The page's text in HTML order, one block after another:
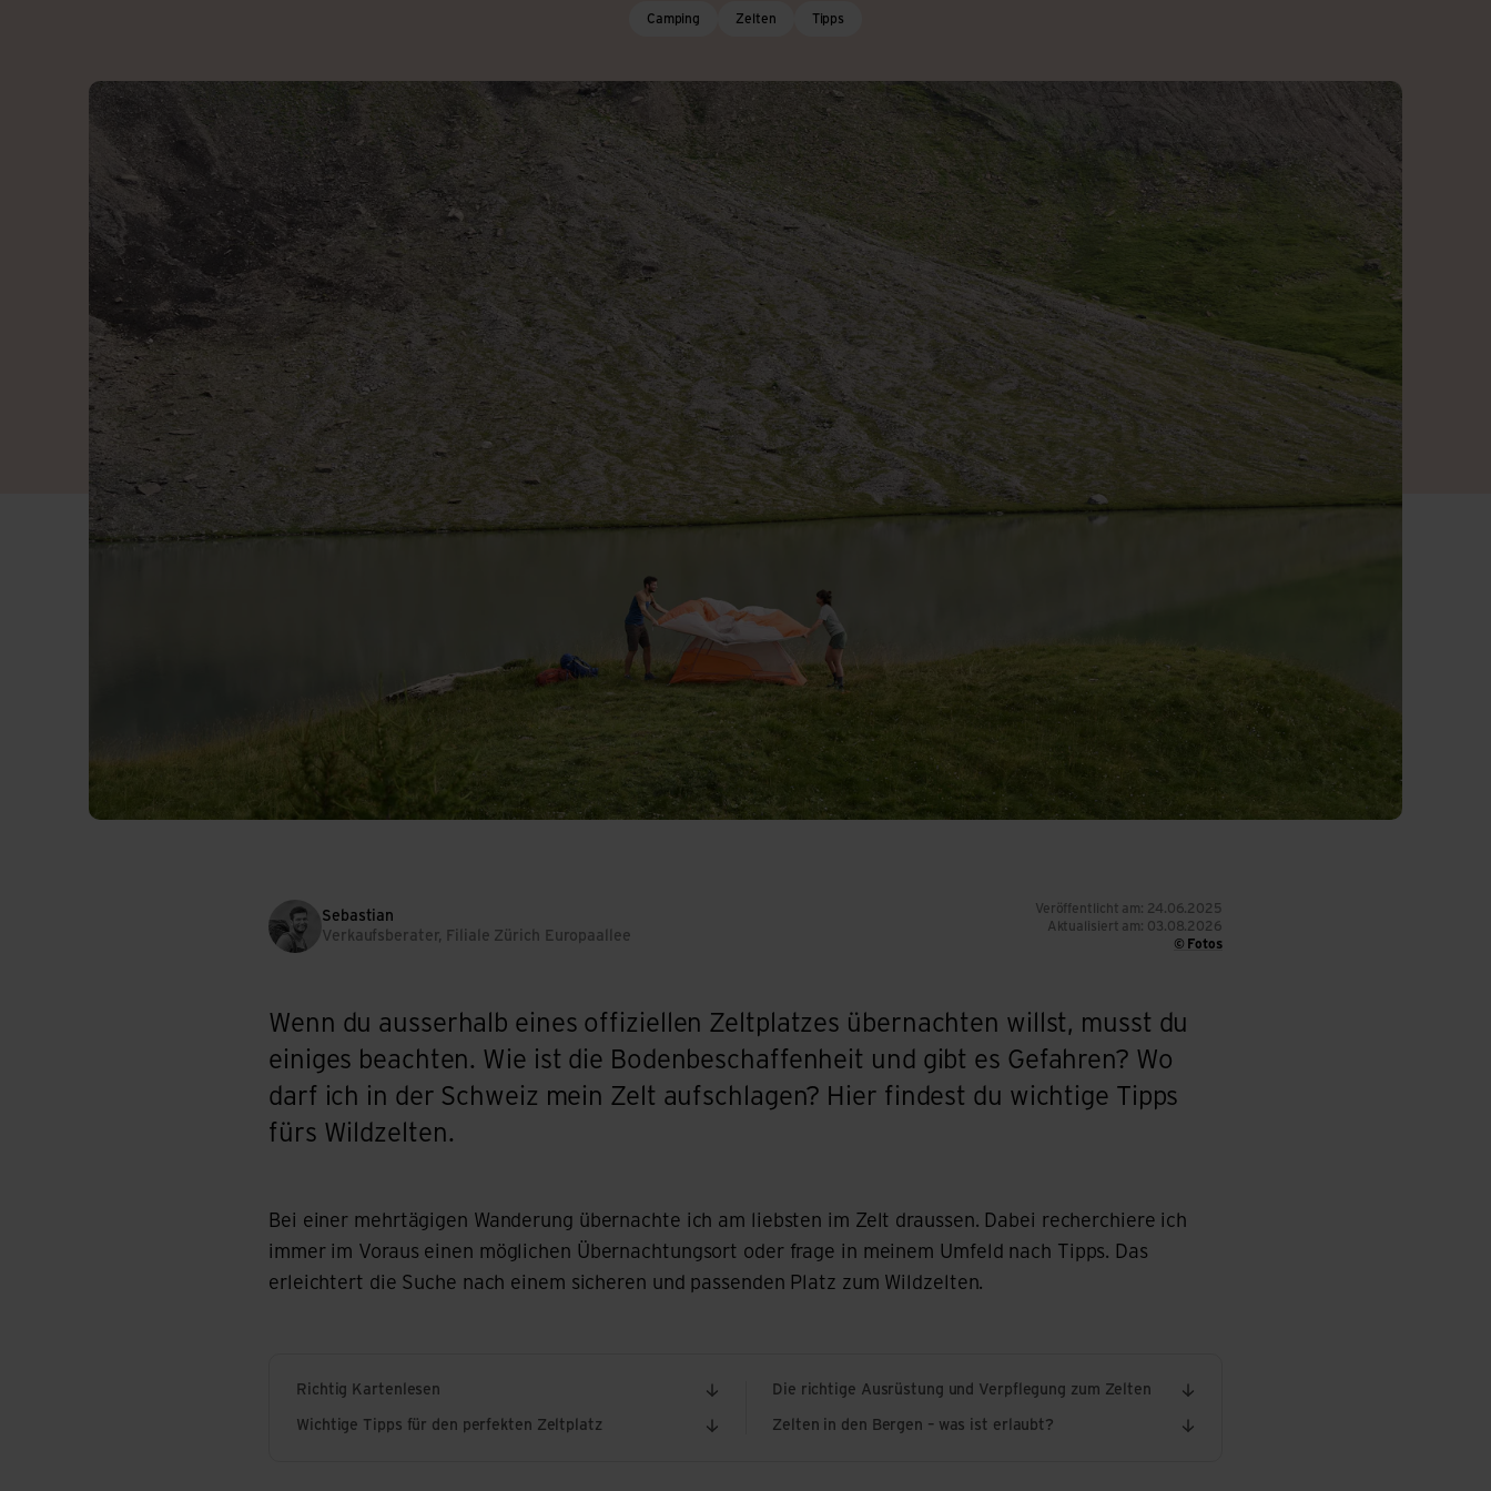
Camping Zelten Tipps
Sebastian
Verkaufsberater, Filiale Zürich Europaallee
Veröffentlicht am: 24.06.2025
Aktualisiert am: 03.08.2026
© Fotos
Wenn du ausserhalb eines offiziellen Zeltplatzes übernachten willst, musst du
einiges beachten. Wie ist die Bodenbeschaffenheit und gibt es Gefahren? Wo
darf ich in der Schweiz mein Zelt aufschlagen? Hier findest du wichtige Tipps
fürs Wildzelten.
Bei einer mehrtägigen Wanderung übernachte ich am liebsten im Zelt draussen. Dabei recherchiere ich
immer im Voraus einen möglichen Übernachtungsort oder frage in meinem Umfeld nach Tipps. Das
erleichtert die Suche nach einem sicheren und passenden Platz zum Wildzelten.
Richtig Kartenlesen
Wichtige Tipps für den perfekten Zeltplatz
Die richtige Ausrüstung und Verpflegung zum Zelten
Zelten in den Bergen – was ist erlaubt?